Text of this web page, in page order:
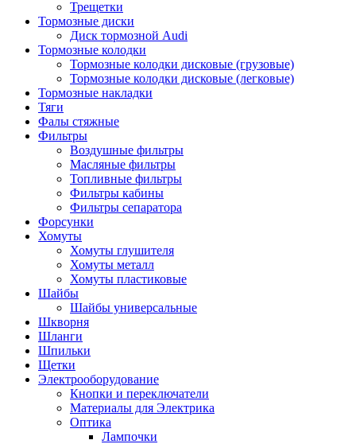
Трещетки
Тормозные диски
Диск тормозной Audi
Тормозные колодки
Тормозные колодки дисковые (грузовые)
Тормозные колодки дисковые (легковые)
Тормозные накладки
Тяги
Фалы стяжные
Фильтры
Воздушные фильтры
Масляные фильтры
Топливные фильтры
Фильтры кабины
Фильтры сепаратора
Форсунки
Хомуты
Хомуты глушителя
Хомуты металл
Хомуты пластиковые
Шайбы
Шайбы универсальные
Шкворня
Шланги
Шпильки
Щетки
Электрооборудование
Кнопки и переключатели
Материалы для Электрика
Оптика
Лампочки